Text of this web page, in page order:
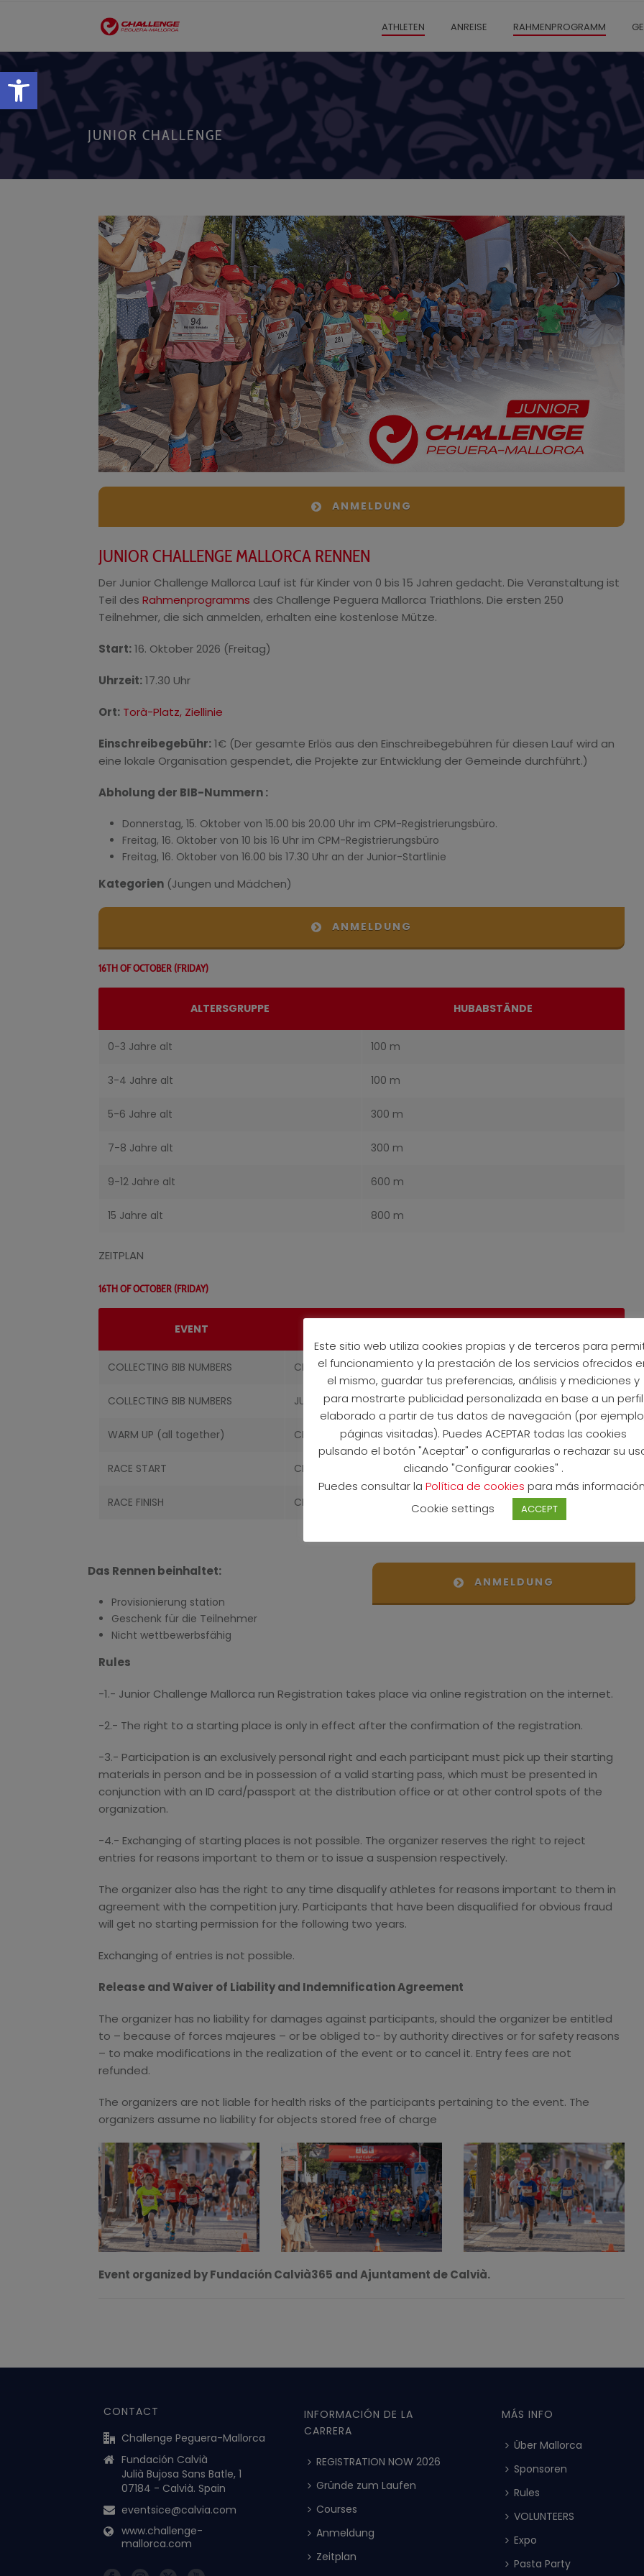
Open toolbar
ATHLETEN ANREISE RAHMENPROGRAMM
JUNIOR CHALLENGE
ANMELDUNG
JUNIOR CHALLENGE MALLORCA RENNEN
Der Junior Challenge Mallorca Lauf ist für Kinder von 0 bis 15 Jahren gedacht. Die Veranstaltung ist
Teil des Rahmenprogramms des Challenge Peguera Mallorca Triathlons. Die ersten 250
Teilnehmer, die sich anmelden, erhalten eine kostenlose Mütze.
Start:16. Oktober 2026 (Freitag)
Uhrzeit:17.30 Uhr
Ort: Torà-Platz, Ziellinie
Einschreibegebühr:1€ (Der gesamte Erlös aus den Einschreibegebühren für diesen Lauf wird an
eine lokale Organisation gespendet, die Projekte zur Entwicklung der Gemeinde durchführt.)
Abholung der BIB-Nummern :
Donnerstag, 15. Oktober von 15.00 bis 20.00 Uhr im CPM-Registrierungsbüro.
Freitag, 16. Oktober von 10 bis 16 Uhr im CPM-Registrierungsbüro
Freitag, 16. Oktober von 16.00 bis 17.30 Uhr an der Junior-Startlinie
Kategorien (Jungen und Mädchen)
ANMELDUNG
16TH OF OCTOBER (FRIDAY)
ALTERSGRUPPE HUBABSTÄNDE
0-3 Jahre alt 100 m
3-4 Jahre alt 100 m
5-6 Jahre alt 300 m
7-8 Jahre alt 300 m
9-12 Jahre alt 600 m
15 Jahre alt 800 m
ZEITPLAN
16TH OF OCTOBER (FRIDAY)
EVENT
COLLECTING BIB NUMBERS CHMALLORCA expo (finish line) From 10 to 4 pm
COLLECTING BIB NUMBERS JUNIOR RUN startline From 4 to 5.30 pm
WARM UP (all together) CHMALLORCA finish line, 5 pm
RACE START CHMALLORCA finish line, 5.30 pm
RACE FINISH CHMALLORCA finish line, 5.30 pm
Das Rennen beinhaltet:
Provisionierung station
Geschenk für die Teilnehmer
Nicht wettbewerbsfähig
ANMELDUNG
Rules
-1.- Junior Challenge Mallorca run Registration takes place via online registration on the internet.
-2.- The right to a starting place is only in effect after the confirmation of the registration.
-3.- Participation is an exclusively personal right and each participant must pick up their starting
materials in person and be in possession of a valid starting pass, which must be presented in
conjunction with an ID card/passport at the distribution office or at other control spots of the
organization.
-4.- Exchanging of starting places is not possible. The organizer reserves the right to reject
entries for reasons important to them or to issue a suspension respectively.
The organizer also has the right to any time disqualify athletes for reasons important to them in
agreement with the competition jury. Participants that have been disqualified for obvious fraud
will get no starting permission for the following two years.
Exchanging of entries is not possible.
Release and Waiver of Liability and Indemnification Agreement
The organizer has no liability for damages against participants, should the organizer be entitled
to – because of forces majeures – or be obliged to- by authority directives or for safety reasons
– to make modifications in the realization of the event or to cancel it. Entry fees are not
refunded.
The organizers are not liable for health risks of the participants pertaining to the event. The
organizers assume no liability for objects stored free of charge
Event organized by Fundación Calvià365 and Ajuntament de Calvià.
CONTACT
Challenge Peguera-Mallorca
Fundación Calvià
Julià Bujosa Sans Batle, 1
07184 - Calvià. Spain
eventsice@calvia.com
www.challenge-
mallorca.com
INFORMACIÓN DE LA
CARRERA
REGISTRATION NOW 2026
Gründe zum Laufen
Courses
Anmeldung
Zeitplan
MÁS INFO
Über Mallorca
Sponsoren
Rules
VOLUNTEERS
Expo
Pasta Party
Este sitio web utiliza cookies propias y de terceros para
el funcionamiento y la prestación de los servicios ofrecidos
el mismo, guardar tus preferencias, análisis y mediciones y
para mostrarte publicidad personalizada en base a un perfil
elaborado a partir de tus datos de navegación (por
páginas visitadas). Puedes ACEPTAR todas las cookies
pulsando el botón "Aceptar" o configurarlas o rechazar su
clicando "Configurar cookies" .
Puedes consultar la Política de cookies para más
Cookie settings
ACCEPT